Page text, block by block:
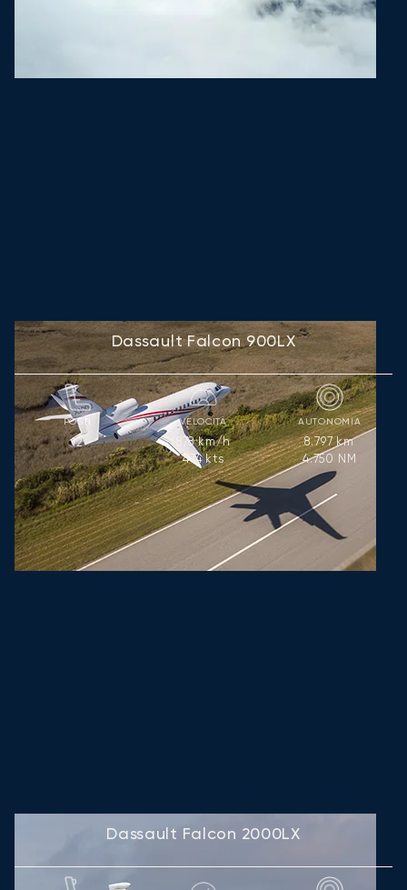
Dassault Falcon 900LX
POSTI
12
VELOCITÀ
878km/h
474kts
AUTONOMIA
8.797km
4.750 NM
Dassault Falcon 2000LX